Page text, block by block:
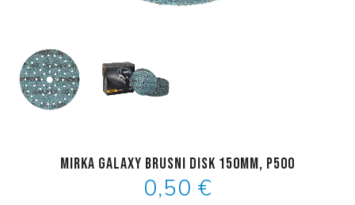
Mirka Galaxy brusni disk 150mm, P500
0,50 €